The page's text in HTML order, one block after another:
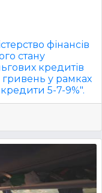
фінансів
стану
кредитів
гривень у рамках
5-7-9%".